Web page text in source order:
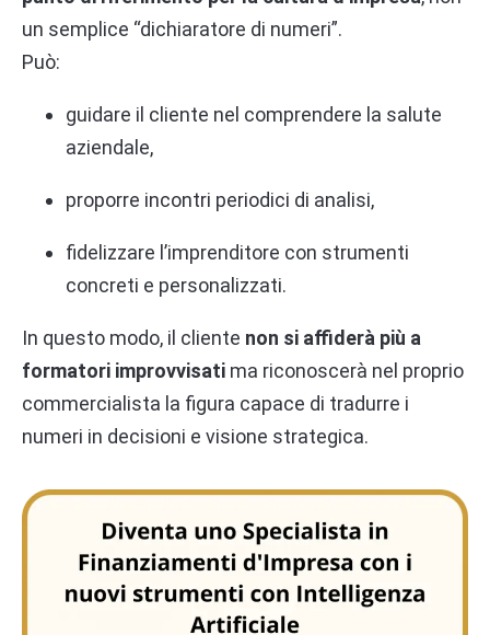
un semplice “dichiaratore di numeri”.
Può:
guidare il cliente nel comprendere la salute
aziendale,
proporre incontri periodici di analisi,
fidelizzare l’imprenditore con strumenti
concreti e personalizzati.
In questo modo, il cliente non si affiderà più a
formatori improvvisati ma riconoscerà nel proprio
commercialista la figura capace di tradurre i
numeri in decisioni e visione strategica.